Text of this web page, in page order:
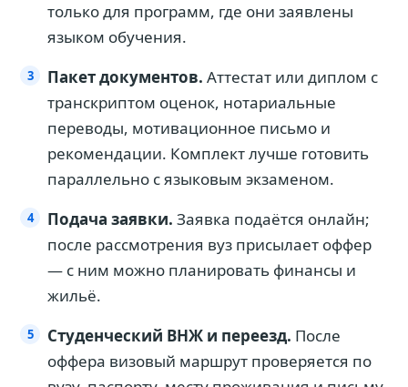
только для программ, где они заявлены
языком обучения.
Пакет документов. Аттестат или диплом с
транскриптом оценок, нотариальные
переводы, мотивационное письмо и
рекомендации. Комплект лучше готовить
параллельно с языковым экзаменом.
Подача заявки. Заявка подаётся онлайн;
после рассмотрения вуз присылает оффер
— с ним можно планировать финансы и
жильё.
Студенческий ВНЖ и переезд. После
оффера визовый маршрут проверяется по